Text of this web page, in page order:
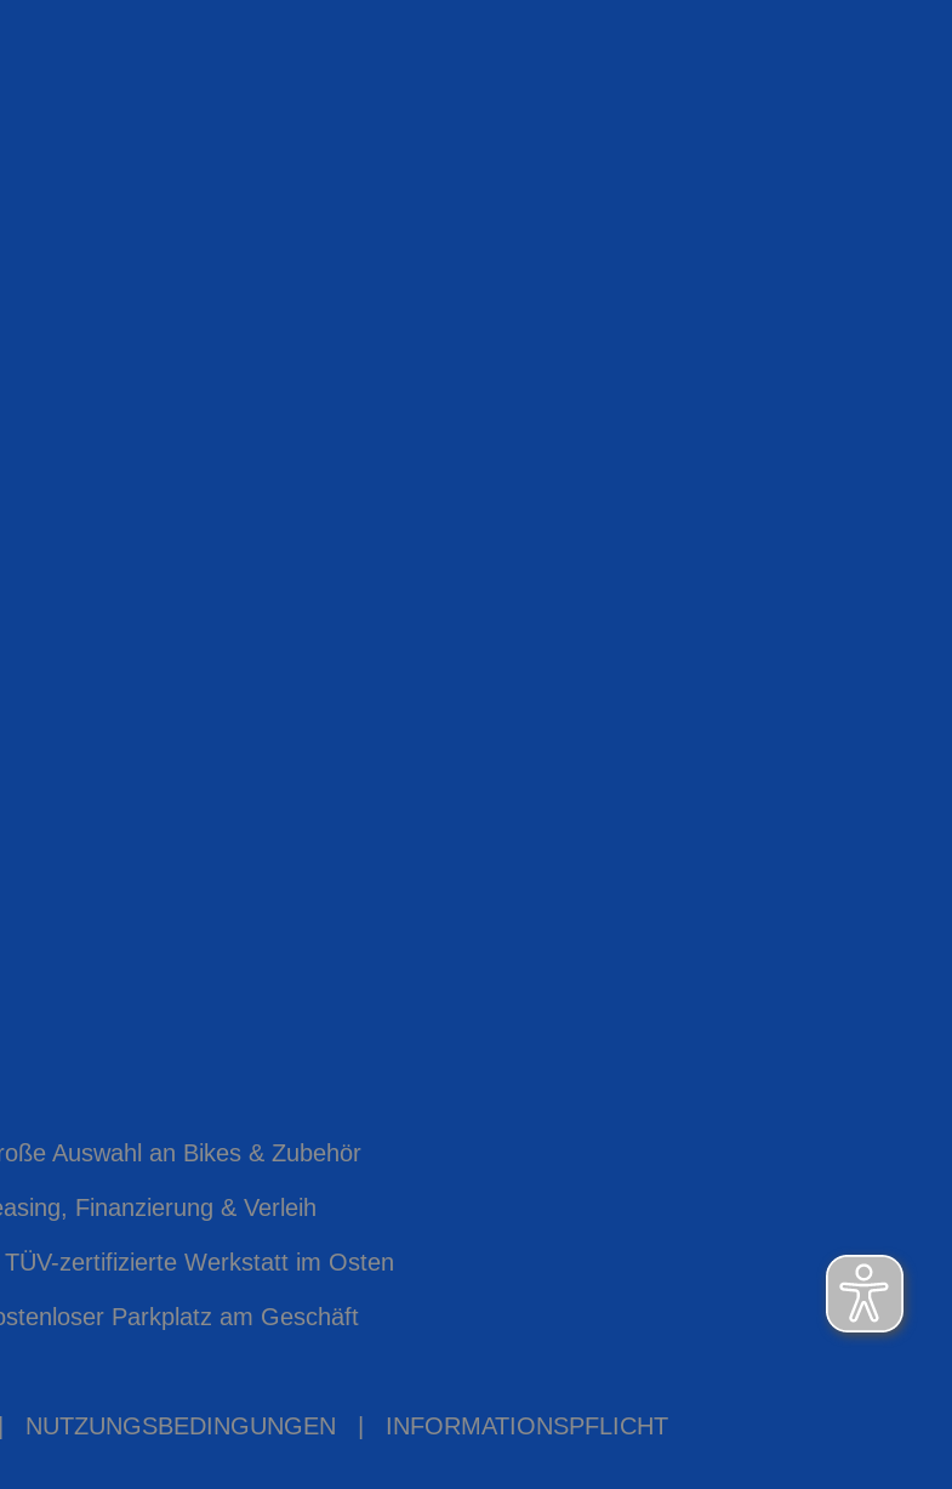
Auswahl an Bikes & Zubehör
Finanzierung & Verleih
TÜV-zertifizierte Werkstatt im Osten
Parkplatz am Geschäft
NUTZUNGSBEDINGUNGEN INFORMATIONSPFLICHT